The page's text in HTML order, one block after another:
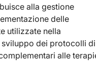
alla gestione
delle
utilizzate nella
dei protocolli di
alle